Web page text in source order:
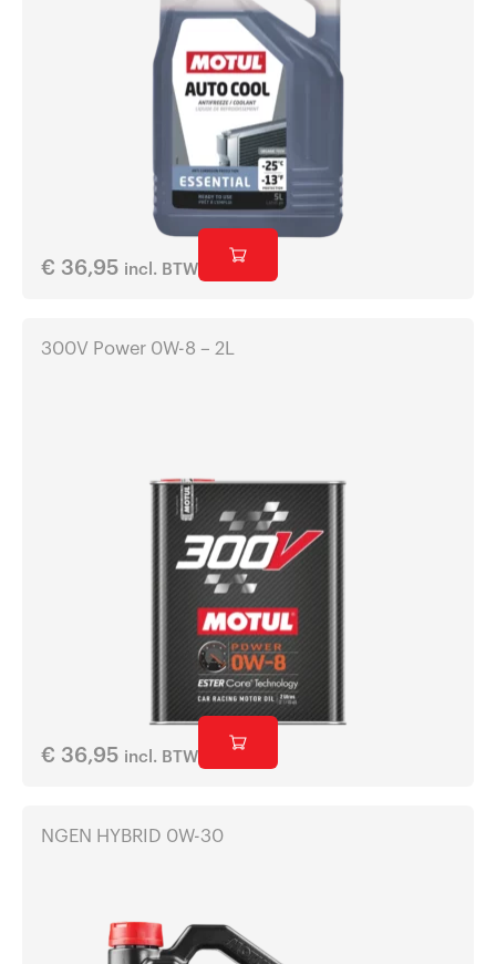
€ 36,95 incl. BTW
300V Power 0W-8 – 2L
€ 36,95 incl. BTW
NGEN HYBRID 0W-30